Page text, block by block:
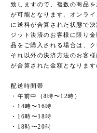
致しますので、複数の商品
が可能となります。オンラ
に送料が合算された状態で
ジット決済のお客様に限り
品をご購入される場合は、
それ以外の決済方法のお客
が合算された金額となりま
配送時間帯
・午前中（8時〜12時）
・14時〜16時
・16時〜18時
・18時〜20時